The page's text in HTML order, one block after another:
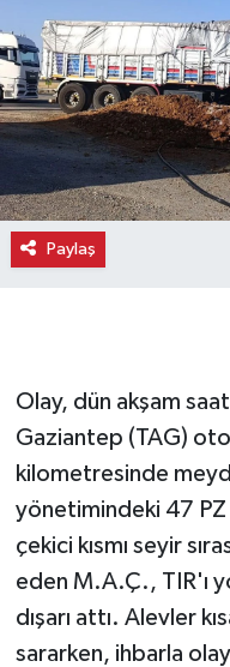
Paylaş
Olay, dün akşam
Gaziantep (TAG)
kilometresinde
yönetimindeki 47 PZ
çekici kısmı seyir
eden M.A.Ç., TIR'ı
dışarı attı. Alevler
sararken, ihbarla